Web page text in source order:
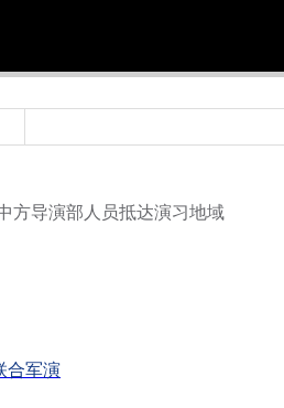
导演部人员抵达演习地域
合军演